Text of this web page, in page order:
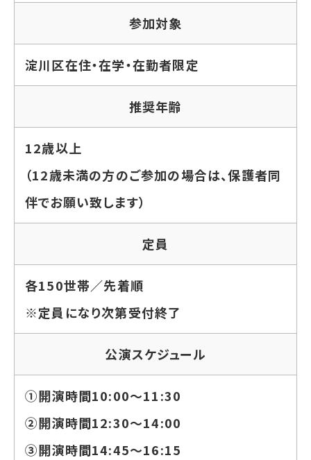
参加対象
淀川区在住・在学・在勤者限定
推奨年齢
12歳以上
（12歳未満の方のご参加の場合は、保護者同
伴でお願い致します）
定員
各150世帯／先着順
※定員になり次第受付終了
公演スケジュール
①開演時間10:00～11:30
②開演時間12:30〜14:00
③開演時間14:45〜16:15